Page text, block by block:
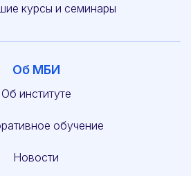
курсы и семинары
Об МБИ
Об институте
обучение
Новости